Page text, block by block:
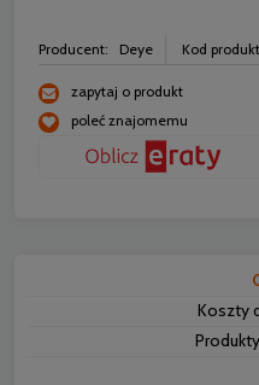
Producent: Deye Kod
zapytaj o produkt
poleć znajomemu
Koszty